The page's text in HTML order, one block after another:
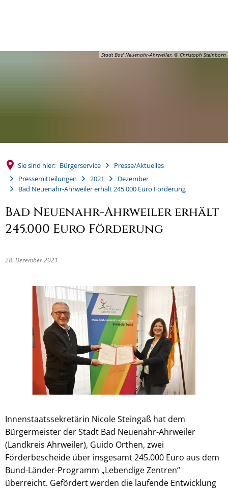
Stadt Bad Neuenahr-Ahrweiler, © Christoph Steinborn
Sie sind hier: Bürgerservice
Presse/Aktuelles
Pressemitteilungen
2021
Dezember
Bad Neuenahr-Ahrweiler erhält 245.000 Euro Förderung
Bad Neuenahr-Ahrweiler erhält
245.000 Euro Förderung
28. Dezember 2021
Innenstaatssekretärin Nicole Steingaß hat dem
Bürgermeister der Stadt Bad Neuenahr-Ahrweiler
(Landkreis Ahrweiler), Guido Orthen, zwei
Förderbescheide über insgesamt 245.000 Euro aus dem
Bund-Länder-Programm „Lebendige Zentren“
überreicht. Gefördert werden die laufende Entwicklung